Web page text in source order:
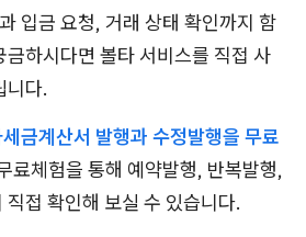
입금 요청, 거래 상태 확인까지 함
금하시다면 볼타 서비스를 직접 사
니다.
금계산서 발행과 수정발행을 무료
료체험을 통해 예약발행, 반복발행,
접 확인해 보실 수 있습니다.